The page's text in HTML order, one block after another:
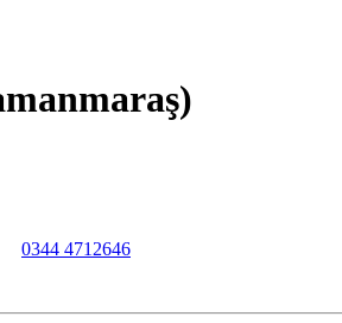
0344 4712646